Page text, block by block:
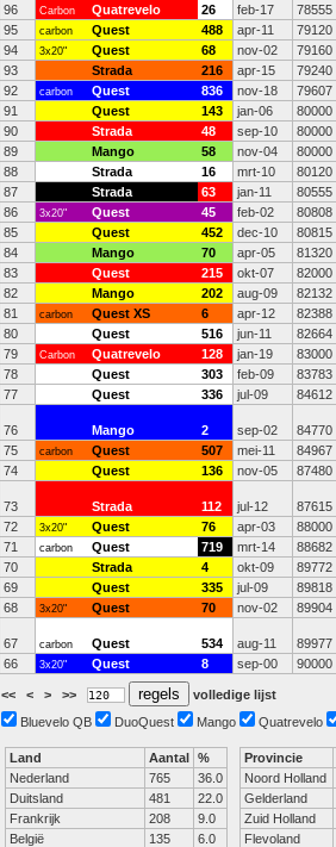
96 Carbon Quatrevelo 26 feb-17 78555
95
carbon Quest 488 apr-11 79120
94
3x20" Quest 68 nov-02 79160
93
Strada 216 apr-15 79240
92
carbon Quest 836 nov-18 79607
91
Quest 143 jan-06 80000
90
Strada 48 sep-10 80000
89
Mango 58 nov-04 80000
88
Strada 16 mrt-10 80120
87
Strada 63 jan-11 80555
86
3x20" Quest 45 feb-02 80808
85
Quest 452 dec-10 80815
84
Mango 70 apr-05 81320
83
Quest 215 okt-07 82000
82
Mango 202 aug-09 82132
81
carbon Quest XS 6 apr-12 82388
80
Quest 516 jun-11 82664
79
Carbon Quatrevelo 128 jan-19 83000
78
Quest 303 feb-09 83783
77
Quest 336 jul-09 84612
76 Mango 2 sep-02 84770
75
carbon Quest 507 mei-11 84967
74
Quest 136 nov-05 87480
73 Strada 112 jul-12 87615
72
3x20" Quest 76 apr-03 88000
71
carbon Quest 719 mrt-14 88682
70
Strada 4 okt-09 89772
69
Quest 335 jul-09 89818
68
3x20" Quest 70 nov-02 89904
67 carbon Quest 534 aug-11 89977
66
3x20" Quest 8 sep-00 90000
<< < > >>
volledige lijst
Bluevelo QB
DuoQuest Mango Quatrevelo
Land Aantal %
Nederland
765
36.0
Duitsland
481
22.0
Frankrijk
208
9.0
België
135
6.0
Provincie
Noord Holland
Gelderland
Zuid Holland
Flevoland